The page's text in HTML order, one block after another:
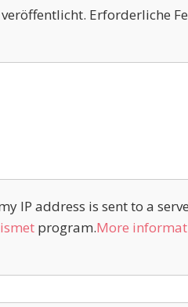
Erforderliche
IP address is sent to a
program.More